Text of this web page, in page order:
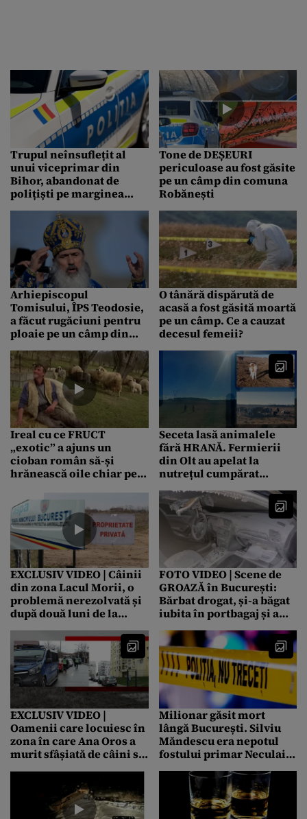
Trupul neînsuflețit al
unui viceprimar din
Bihor, abandonat de
polițiști pe marginea
Cum a fost posibil
Tone de DEȘEURI
periculoase au fost găsite
pe un câmp din comuna
Robănești
Arhiepiscopul
Tomisului, ÎPS Teodosie,
a făcut rugăciuni pentru
ploaie pe un câmp din
O tânără dispărută de
acasă a fost găsită moartă
pe un câmp. Ce a cauzat
decesul femeii?
Ireal cu ce FRUCT
„exotic” a ajuns un
cioban român să-și
hrănească oile chiar pe
devenit virale pe internet
Seceta lasă animalele
fără HRANĂ. Fermierii
din Olt au apelat la
nutrețul cumpărat
EXCLUSIV VIDEO | Câinii
din zona Lacul Morii, o
problemă nerezolvată și
după două luni de la
au luat câinii, seara se
aud numai lătrături. Mi-e
frică să merg pe câmp.
Este dezinteres total”
FOTO VIDEO | Scene de
GROAZĂ în București:
Bărbat drogat, și-a băgat
iubita în portbagaj și a
fost salvată în ultimul
moment
EXCLUSIV VIDEO |
Oamenii care locuiesc în
zona în care Ana Oros a
murit sfâșiată de câini se
„Avem copii și ne este
Milionar găsit mort
lângă București. Silviu
Măndescu era nepotul
fostului primar Neculai